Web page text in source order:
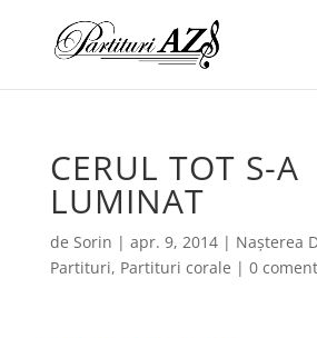
CERUL TOT S-A
LUMINAT
de Sorin | apr. 9, 2014| Nașterea
Partituri, Partituri corale | 0